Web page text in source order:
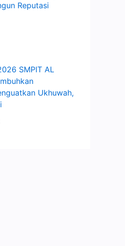
Reputasi
SMPIT AL
Ukhuwah,